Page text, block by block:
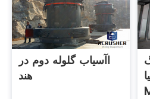
اآسیاب گلوله دوم در
هند